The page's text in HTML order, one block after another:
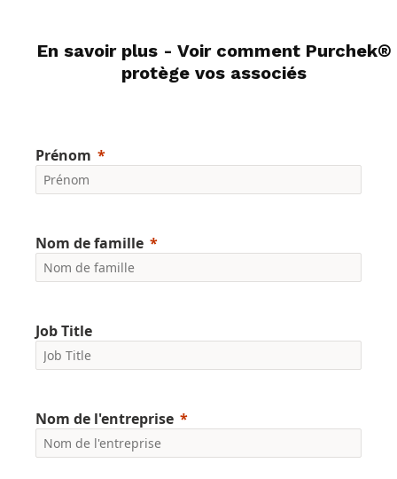
En savoir plus - Voir comment Purchek®
protège vos associés
Prénom
Nom de famille
Job Title
Nom de l'entreprise